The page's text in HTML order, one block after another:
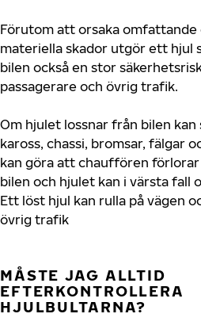
Förutom att orsaka omfattande
materiella skador utgör ett hjul
bilen också en stor
passagerare och övrig trafik.
Om hjulet lossnar från bilen kan
kaross, chassi, bromsar, fälgar
kan göra att chauffören
bilen och hjulet kan i värsta fall
Ett löst hjul kan rulla på vägen
övrig trafik
MÅSTE JAG ALLTID
EFTERKONTROLLERA
HJULBULTARNA?